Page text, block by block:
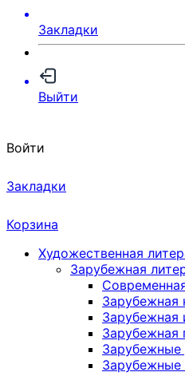
Закладки
Выйти
Войти
Закладки
Корзина
Художественная
Зарубежная
Зарубежная
Зарубежная
Зарубежная
Зарубежные
Зарубежные